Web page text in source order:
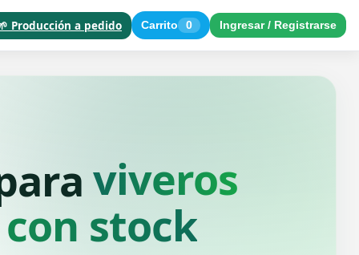
Producción a pedido Carrito 0 Ingresar / Registrarse
paisajistas
stock